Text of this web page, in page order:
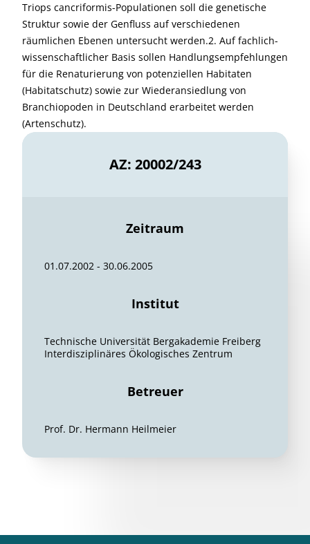
Triops cancriformis-Populationen soll die genetische
Struktur sowie der Genfluss auf verschiedenen
räumlichen Ebenen untersucht werden.2. Auf fachlich-
wissenschaftlicher Basis sollen Handlungsempfehlungen
für die Renaturierung von potenziellen Habitaten
(Habitatschutz) sowie zur Wiederansiedlung von
Branchiopoden in Deutschland erarbeitet werden
(Artenschutz).
AZ: 20002/243
Zeitraum
01.07.2002 - 30.06.2005
Institut
Technische Universität Bergakademie Freiberg
Interdisziplinäres Ökologisches Zentrum
Betreuer
Prof. Dr. Hermann Heilmeier